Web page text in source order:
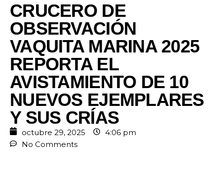
CRUCERO DE
OBSERVACIÓN
VAQUITA MARINA 2025
REPORTA EL
AVISTAMIENTO DE 10
NUEVOS EJEMPLARES
Y SUS CRÍAS
octubre 29, 2025
4:06 pm
No Comments